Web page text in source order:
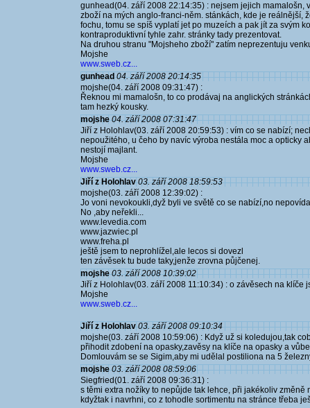
gunhead(04. září 2008 22:14:35) : nejsem jejich mamalošn,
zboží na mých anglo-franci-něm. stánkách, kde je reálnější,
fochu, tomu se spíš vyplatí jet po muzeích a pak jít za svým
kontraproduktivní tyhle zahr. stránky tady prezentovat.
Na druhou stranu "Mojsheho zboží" zatím neprezentuju
Mojshe
www.sweb.cz...
gunhead 04. září 2008 20:14:35
mojshe(04. září 2008 09:31:47) :
Řeknou mi mamalošn, to co prodávaj na anglických
tam hezký kousky.
mojshe 04. září 2008 07:31:47
Jiří z Holohlav(03. září 2008 20:59:53) : vím co se nabízí;
nepoužitého, u čeho by navíc výroba nestála moc a opticky
nestojí majlant.
Mojshe
www.sweb.cz...
Jiří z Holohlav 03. září 2008 18:59:53
mojshe(03. září 2008 12:39:02) :
Jo voni nevokoukli,dyž byli ve světě co se nabízí,no
No ,aby neřekli...
www.levedia.com
www.jazwiec.pl
www.freha.pl
ještě jsem to neprohlížel,ale lecos si dovezl
ten závěsek tu bude taky,jenže zrovna půjčenej.
mojshe 03. září 2008 10:39:02
Jiří z Holohlav(03. září 2008 11:10:34) : o závěsech na
Mojshe
www.sweb.cz...
Jiří z Holohlav 03. září 2008 09:10:34
mojshe(03. září 2008 10:59:06) : Když už si koledujou,tak
přihodit zdobení na opasky,zavěsy na klíče na opasky a
Domlouvám se se Sigim,aby mi udělal postiliona na 5
mojshe 03. září 2008 08:59:06
Siegfried(01. září 2008 09:36:31) :
s těmi extra nožíky to nepůjde tak lehce, při jakékoliv
kdyžtak i navrhni, co z tohodle sortimentu na stránce třeba